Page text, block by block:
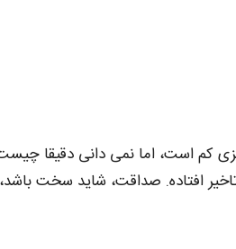
است، اما نمی‌ دانی دقیقا
افتاده. صداقت، شاید سخت باشد،